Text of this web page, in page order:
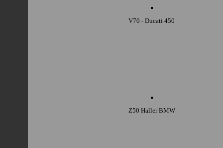
V70 - Ducati 450
Z50 Haller BMW